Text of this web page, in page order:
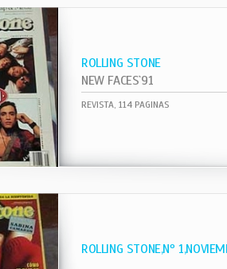
ROLLING STONE
NEW FACES`91
REVISTA, 114 PAGINAS
ROLLING STONE,Nº